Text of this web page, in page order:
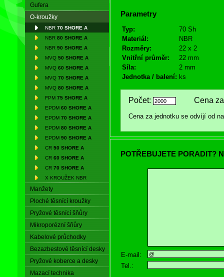
Gufera
O-kroužky
NBR 70 SHORE A
NBR 80 SHORE A
NBR 90 SHORE A
MVQ 50 SHORE A
MVQ 60 SHORE A
MVQ 70 SHORE A
MVQ 80 SHORE A
FPM 75 SHORE A
EPDM 60 SHORE A
EPDM 70 SHORE A
EPDM 80 SHORE A
EPDM 90 SHORE A
CR 50 SHORE A
CR 60 SHORE A
CR 70 SHORE A
X KROUŽEK NBR
Manžety
Ploché těsnící kroužky
Pryžové těsnící šňůry
Mikroporézní šňůry
Kabelové průchodky
Bezazbestové těsnící desky
Pryžové koberce a desky
Mazací technika
Parametry
Typ:
70 Sh
Materiál:
NBR
Rozměry:
22 x 2
Vnitřní průměr:
22 mm
Síla:
2 mm
Jednotka / balení: ks
Počet: Cena za
Cena za jednotku se odvíjí od
POTŘEBUJETE PORADIT?
E-mail:
Tel.: